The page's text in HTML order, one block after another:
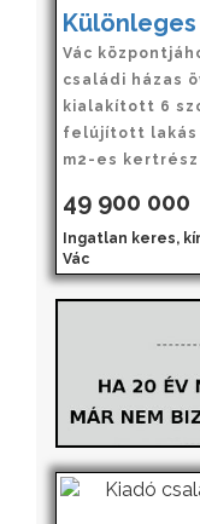
Vác
családi házas
kialakított 6
felújított lakás
m2-es
49 900 000
Ingatlan keres,
Vác